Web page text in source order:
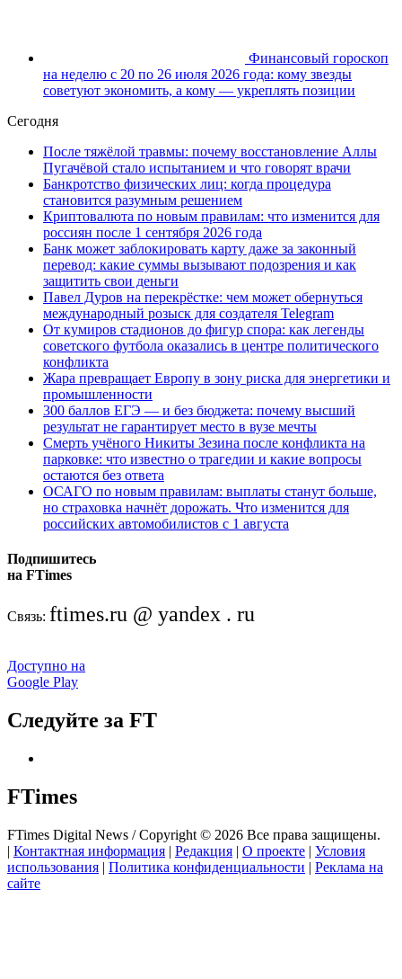
Финансовый гороскоп
на неделю с 20 по 26 июля 2026 года: кому звезды
советуют экономить, а кому — укреплять позиции
Сегодня
После тяжёлой травмы: почему восстановление Аллы
Пугачёвой стало испытанием и что говорят врачи
Банкротство физических лиц: когда процедура
становится разумным решением
Криптовалюта по новым правилам: что изменится для
россиян после 1 сентября 2026 года
Банк может заблокировать карту даже за законный
перевод: какие суммы вызывают подозрения и как
защитить свои деньги
Павел Дуров на перекрёстке: чем может обернуться
международный розыск для создателя Telegram
От кумиров стадионов до фигур спора: как легенды
советского футбола оказались в центре политического
конфликта
Жара превращает Европу в зону риска для энергетики и
промышленности
300 баллов ЕГЭ — и без бюджета: почему высший
результат не гарантирует место в вузе мечты
Смерть учёного Никиты Зезина после конфликта на
парковке: что известно о трагедии и какие вопросы
остаются без ответа
ОСАГО по новым правилам: выплаты станут больше,
но страховка начнёт дорожать. Что изменится для
российских автомобилистов с 1 августа
Подпишитесь
на FTimes
Связь: ftimes.ru @ yandex . ru
Доступно на
Google Play
Следуйте за FT
FTimes
FTimes Digital News / Copyright © 2026 Все права защищены.
| Контактная информация | Редакция | О проекте | Условия
использования | Политика конфиденциальности | Реклама на
сайте